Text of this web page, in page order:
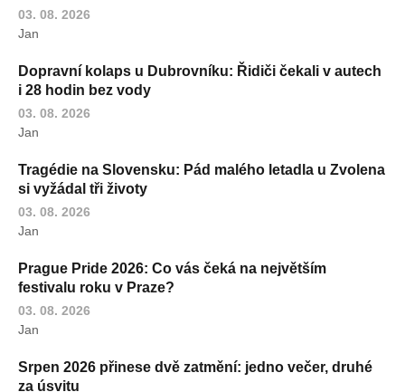
03. 08. 2026
Jan
Dopravní kolaps u Dubrovníku: Řidiči čekali v autech
i 28 hodin bez vody
03. 08. 2026
Jan
Tragédie na Slovensku: Pád malého letadla u Zvolena
si vyžádal tři životy
03. 08. 2026
Jan
Prague Pride 2026: Co vás čeká na největším
festivalu roku v Praze?
03. 08. 2026
Jan
Srpen 2026 přinese dvě zatmění: jedno večer, druhé
za úsvitu